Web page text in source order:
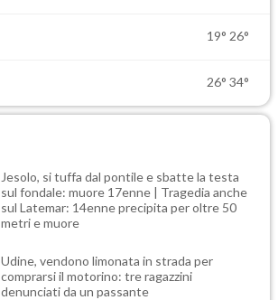
19° 26°
26° 34°
Jesolo, si tuffa dal pontile e sbatte la testa
sul fondale: muore 17enne | Tragedia anche
sul Latemar: 14enne precipita per oltre 50
metri e muore
Udine, vendono limonata in strada per
comprarsi il motorino: tre ragazzini
denunciati da un passante